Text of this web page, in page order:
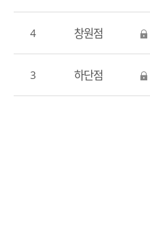
4 창원점
3 하단점